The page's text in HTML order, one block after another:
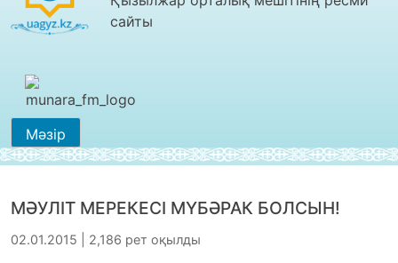
сайты
Мәзір
МӘУЛІТ МЕРЕКЕСІ МҮБӘРАК БОЛСЫН!
02.01.2015 | 2,186 рет оқылды